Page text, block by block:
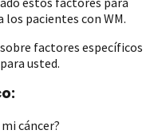
los pacientes con WM.
factores específicos
usted.
cáncer?